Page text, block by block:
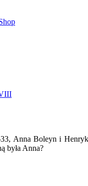
Anna Boleyn i
była Anna?